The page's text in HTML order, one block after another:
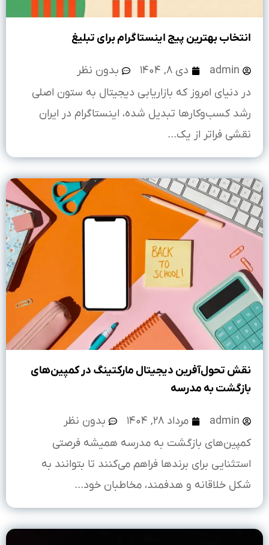
انتخاب بهترین پیج اینستاگرام برای تبلیغ
admin دی ۸, ۱۴۰۴
بدون نظر
در دنیای امروز که بازاریابی دیجیتال به ستون اصلی
رشد کسب‌وکارها تبدیل شده، اینستاگرام در ایران
نقشی فراتر از یک...
نقش تحول‌آفرین دیجیتال مارکتینگ در کمپین‌های
بازگشت به مدرسه
admin مرداد ۲۸, ۱۴۰۴
بدون نظر
کمپین‌های بازگشت به مدرسه همیشه فرصتی
استثنایی برای برندها فراهم می‌کنند تا بتوانند به
شکل خلاقانه و هدفمند، مخاطبان خود...